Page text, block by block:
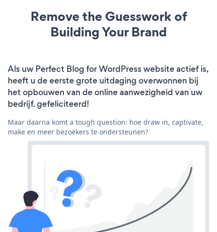
Remove the Guesswork of
Building Your Brand
Als uw Perfect Blog for WordPress website actief is,
heeft u de eerste grote uitdaging overwonnen bij
het opbouwen van de online aanwezigheid van uw
bedrijf. gefeliciteerd!
Maar daarna komt a tough question: hoe draw in, captivate,
make en meer bezoekers te ondersteunen?